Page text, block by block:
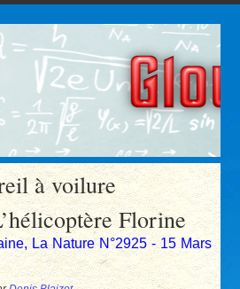
à voilure
Florine
La Nature N°2925 - 15 Mars